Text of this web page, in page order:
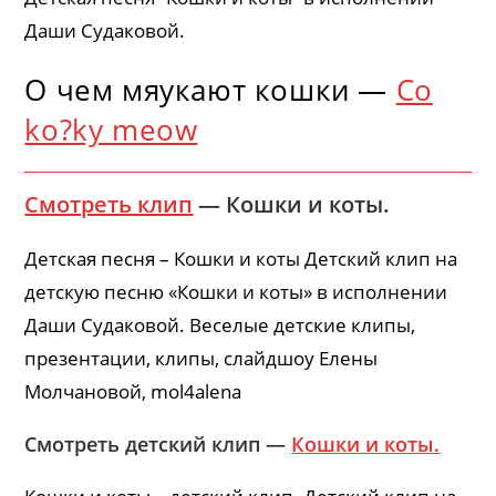
Даши Судаковой.
О чем мяукают кошки — Co
ko?ky meow
Смотреть клип — Кошки и коты.
Детская песня – Кошки и коты Детский клип на
детскую песню «Кошки и коты» в исполнении
Даши Судаковой. Веселые детские клипы,
презентации, клипы, слайдшоу Елены
Молчановой, mol4alena
Смотреть детский клип — Кошки и коты.